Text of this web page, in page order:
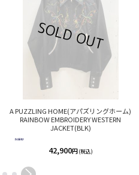
A PUZZLING HOME(アパズリングホーム)
RAINBOW EMBROIDERY WESTERN
JACKET(BLK)
42,900円 (税込)